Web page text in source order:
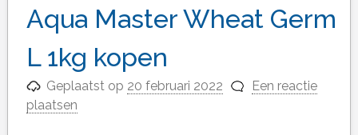
Aqua Master Wheat Germ
L 1kg kopen
Geplaatst op 20 februari 2022
Een reactie
plaatsen